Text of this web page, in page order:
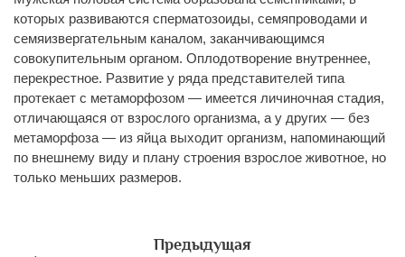
которых развиваются сперматозоиды, семяпроводами и
семяизвергательным каналом, заканчивающимся
совокупительным органом. Оплодотворение внутреннее,
перекрестное. Развитие у ряда представителей типа
протекает с метаморфозом — имеется личиночная стадия,
отличающаяся от взрослого организма, а у других — без
метаморфоза — из яйца выходит организм, напоминающий
по внешнему виду и плану строения взрослое животное, но
только меньших размеров.
Предыдущая